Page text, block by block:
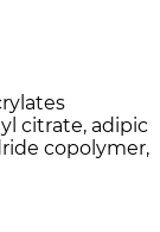
citrate, adipic
copolymer,